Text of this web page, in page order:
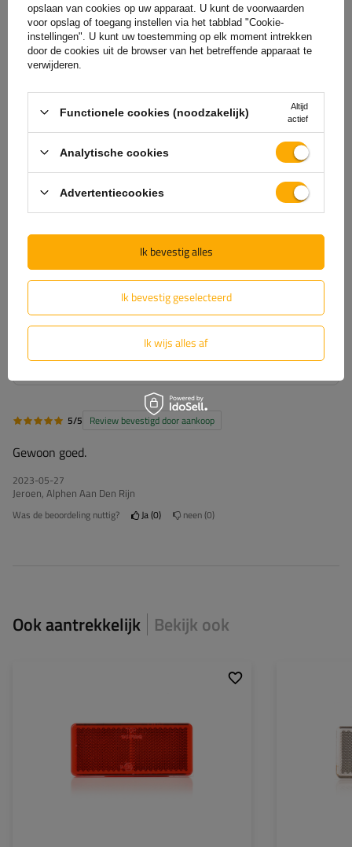
Aantal gedeelde oordelen: 1
Voeg uw beoordeling toe
Voor de mening ontvangt u100 punten.in ons
loyaliteitsprogramma.
Toon alleen beoordelingen bevestigd door een aankoop
5
(1)
3
(0)
1
(0)
Klik op een beoordeling om feedbacks te filteren
5/5 Review bevestigd door aankoop
Gewoon goed.
2023-05-27
Jeroen, Alphen Aan Den Rijn
Was de beoordeling nuttig? Ja 0 neen 0
Ook aantrekkelijk Bekijk ook
96 mm
42 mm
opslaan van cookies op uw apparaat. U kunt de voorwaarden
voor opslag of toegang instellen via het tabblad "Cookie-
instellingen". U kunt uw toestemming op elk moment intrekken
door de cookies uit de browser van het betreffende apparaat te
verwijderen.
Functionele cookies (noodzakelijk)
Altijd
actief
Analytische cookies
Advertentiecookies
Ik bevestig geselecteerd
Ik wijs alles af
Ik bevestig alles